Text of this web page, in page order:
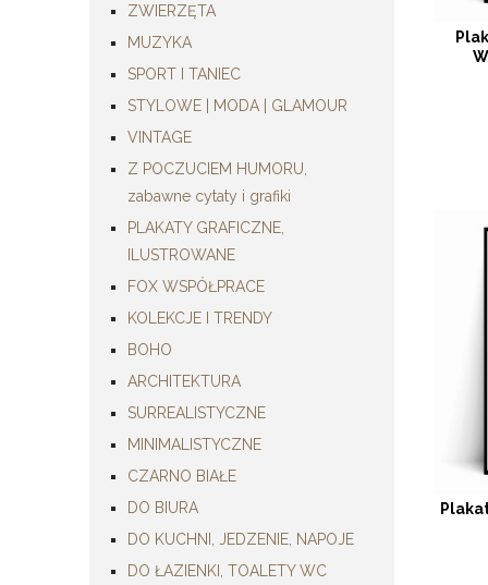
ZWIERZĘTA
MUZYKA
SPORT I TANIEC
STYLOWE | MODA | GLAMOUR
VINTAGE
Z POCZUCIEM HUMORU,
zabawne cytaty i grafiki
PLAKATY GRAFICZNE,
ILUSTROWANE
FOX WSPÓŁPRACE
KOLEKCJE I TRENDY
BOHO
ARCHITEKTURA
SURREALISTYCZNE
MINIMALISTYCZNE
CZARNO BIAŁE
DO BIURA
DO KUCHNI, JEDZENIE, NAPOJE
DO ŁAZIENKI, TOALETY WC